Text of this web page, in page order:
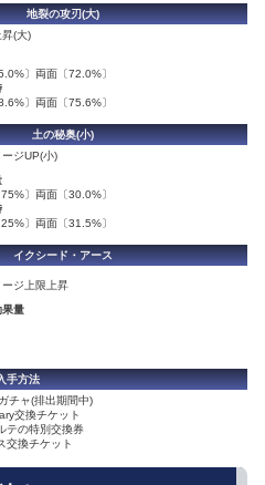
地裂の攻刃(大)
(大)
〕両面〔72.0%〕
〕両面〔75.6%〕
土の秘奥(小)
ジUP(小)
〕両面〔30.0%〕
〕両面〔31.5%〕
イクシード・アース
ジ上限上昇
果量
手方法
チャ(排出期間中)
交換チケット
テの特別交換券
交換チケット